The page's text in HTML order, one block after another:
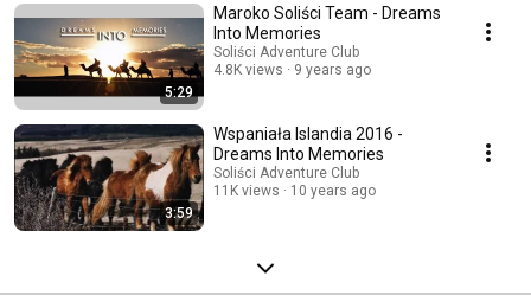
5:29
Maroko Soliści Team - Dreams
Into Memories
Soliści Adventure Club
4.8K views
9 years ago
3:59
Wspaniała Islandia 2016 -
Dreams Into Memories
Soliści Adventure Club
11K views
10 years ago